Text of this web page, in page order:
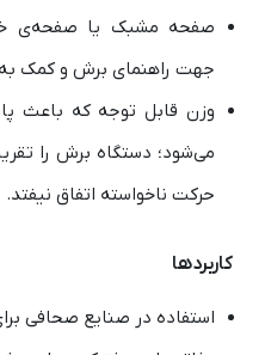
صفحه مشبک یا صفحه‌ی
جهت راهنمای برش و کمک
وزن قابل توجه که باعث
می‌شود؛ دستگاه برش را
حرکت ناخواسته اتفاق نیفتد.
کاربردها
استفاده در صنایع صحافی